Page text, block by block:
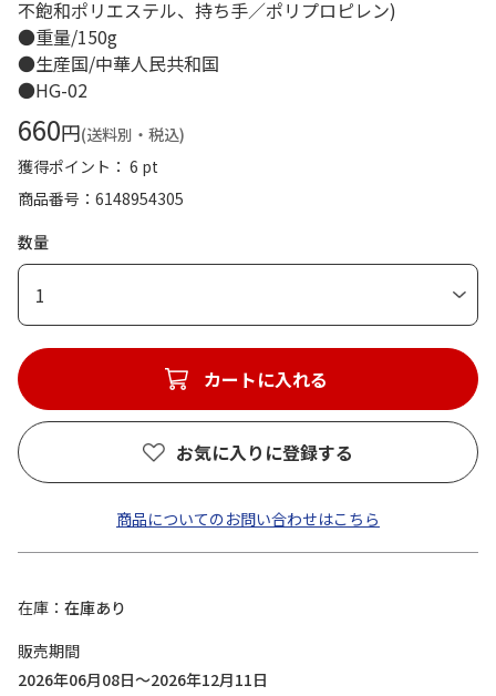
不飽和ポリエステル、持ち手／ポリプロピレン)
●重量/150g
●生産国/中華人民共和国
●HG-02
660円(送料別・税込)
獲得ポイント： 6 pt
商品番号
6148954305
数量
1
カートに入れる
お気に入りに登録する
商品についてのお問い合わせはこちら
在庫
在庫あり
販売期間
2026年06月08日～2026年12月11日